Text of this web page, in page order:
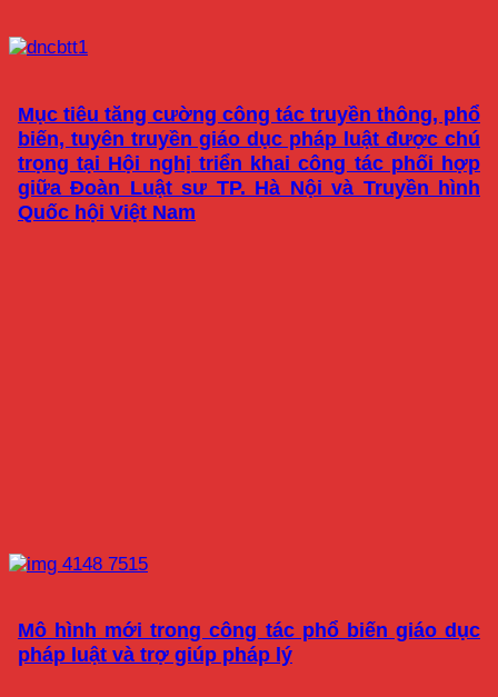
Mục tiêu tăng cường công tác truyền thông, phổ
biến, tuyên truyền giáo dục pháp luật được chú
trọng tại Hội nghị triển khai công tác phối hợp
giữa Đoàn Luật sư TP. Hà Nội và Truyền hình
Quốc hội Việt Nam
Mô hình mới trong công tác phổ biến giáo dục
pháp luật và trợ giúp pháp lý